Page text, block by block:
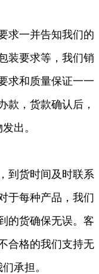
求一并告知我们的
装要求等，我们销
求和质量保证一一
款，货款确认后，
出。
到货时间及时联系
于每种产品，我们
的货确保无误。客
合格的我们支持无
承担。